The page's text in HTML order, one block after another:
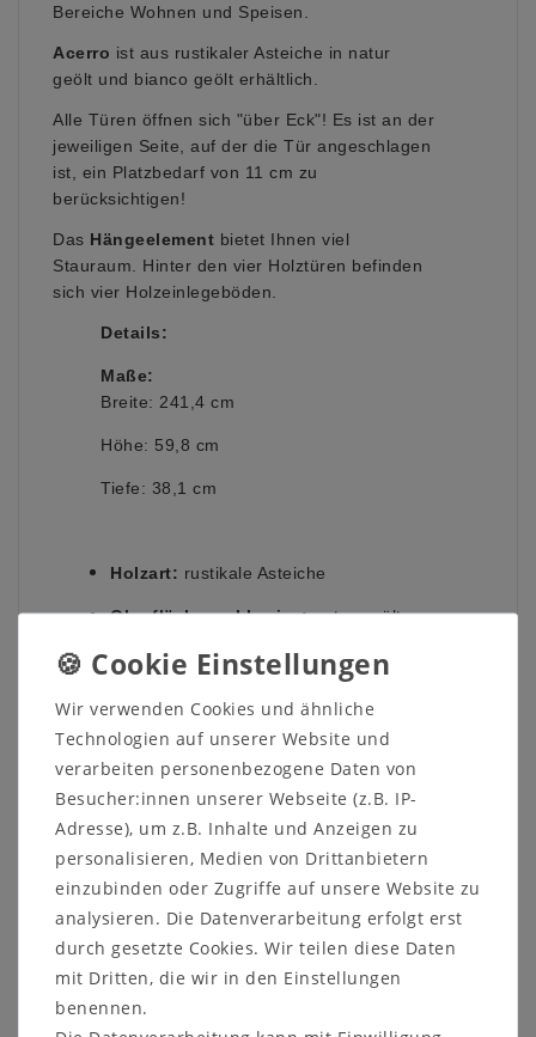
Bereiche Wohnen und Speisen.
Acerro ist aus rustikaler Asteiche in natur
geölt und bianco geölt erhältlich.
Alle Türen öffnen sich "über Eck"! Es ist an der
jeweiligen Seite, auf der die Tür angeschlagen
ist, ein Platzbedarf von 11 cm zu
berücksichtigen!
Das Hängeelement bietet Ihnen viel
Stauraum. Hinter den vier Holztüren befinden
sich vier Holzeinlegeböden.
Details:
Maße:
Breite: 241,4 cm
Höhe: 59,8 cm
Tiefe: 38,1 cm
Holzart: rustikale Asteiche
Oberfläche wahlweise:natur geölt
Griffleisten und Rahmen wahlweise:
schwarzgrau
Verarbeitung:Massivholz stabverleimt
Kontaktieren Sie uns auf unserer Internetseite oder
rufen Sie uns direkt an unter 05321-685990. Wir
helfen Ihnen gerne weiter!
Wir verwenden Cookies und ähnliche
Technologien auf unserer Website und
verarbeiten personenbezogene Daten von
Besucher:innen unserer Webseite (z.B. IP-
Adresse), um z.B. Inhalte und Anzeigen zu
personalisieren, Medien von Drittanbietern
einzubinden oder Zugriffe auf unsere Website zu
analysieren. Die Datenverarbeitung erfolgt erst
durch gesetzte Cookies. Wir teilen diese Daten
mit Dritten, die wir in den Einstellungen
benennen.